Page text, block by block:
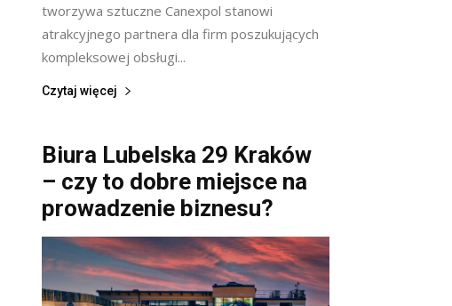
tworzywa sztuczne Canexpol stanowi
atrakcyjnego partnera dla firm poszukujących
kompleksowej obsługi...
Czytaj więcej
Biura Lubelska 29 Kraków
– czy to dobre miejsce na
prowadzenie biznesu?